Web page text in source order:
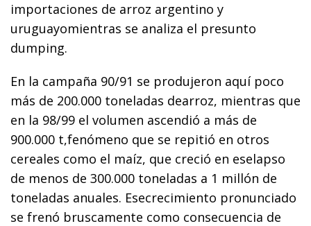
importaciones de arroz argentino y
uruguayomientras se analiza el presunto
dumping.
En la campaña 90/91 se produjeron aquí poco
más de 200.000 toneladas dearroz, mientras que
en la 98/99 el volumen ascendió a más de
900.000 t,fenómeno que se repitió en otros
cereales como el maíz, que creció en eselapso
de menos de 300.000 toneladas a 1 millón de
toneladas anuales. Esecrecimiento pronunciado
se frenó bruscamente como consecuencia de